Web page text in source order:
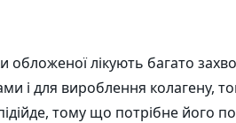
обложеної лікують багато
і для вироблення
тому що потрібне його